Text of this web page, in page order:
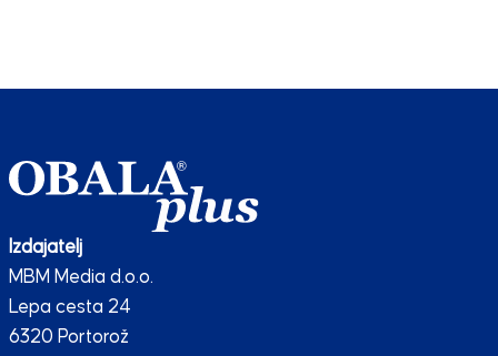
Izdajatelj
MBM Media d.o.o.
Lepa cesta 24
6320 Portorož